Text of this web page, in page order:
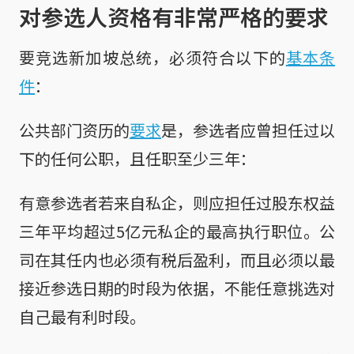
对参选人资格有非常严格的要求
要竞选新加坡总统，必须符合以下的基本条
件：
公共部门资历的要求是，参选者应曾担任过以
下的任何公职，且任职至少三年：
有意参选者若来自私企，则应担任过股东权益
三年平均超过5亿元私企的最高执行职位。公
司在其任内也必须有税后盈利，而且必须以最
接近参选日期的时段为依据，不能任意挑选对
自己最有利时段。